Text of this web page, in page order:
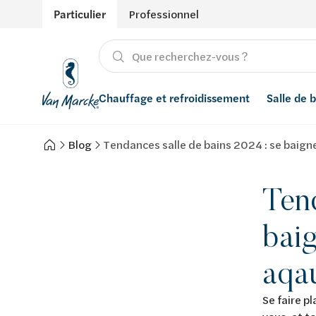
Particulier Professionnel
Chauffage et refroidissement
Chauffage
Salle de
Produits
Énergies renouvelables
Adoucisseurs d’eau
Blog Tendances salle de bains 2024 : se
Se faire